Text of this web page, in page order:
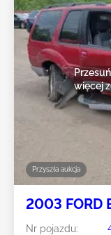
Przyszła aukcja
więcej
2003 FORD
Nr pojazdu: